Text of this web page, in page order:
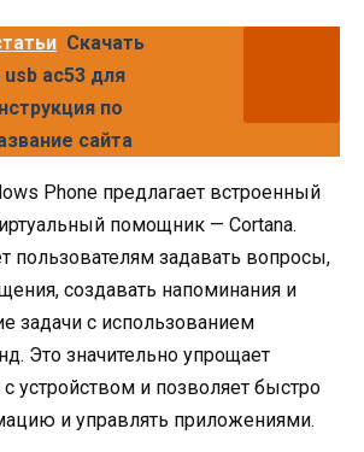
Скачать
ac53 для
по
сайта
Phone предлагает встроенный
помощник — Cortana.
пользователям задавать вопросы,
создавать напоминания и
задачи с использованием
Это значительно упрощает
устройством и позволяет быстро
и управлять приложениями.